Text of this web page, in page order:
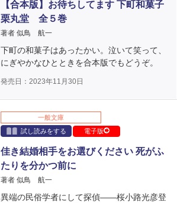
【合本版】お待ちしてます 下町和菓子
栗丸堂 全５巻
著者 似鳥 航一
下町の和菓子はあったかい。泣いて笑って、
にぎやかなひとときを合本版でもどうぞ。
発売日：2023年11月30日
一般文庫
試し読みをする
電子版
佳き結婚相手をお選びください 死がふ
たりを分かつ前に
著者 似鳥 航一
異端の民俗学者にして探偵――桜小路光彦登